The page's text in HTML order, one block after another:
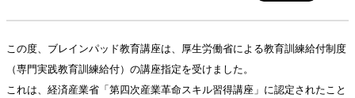
この度、ブレインパッド教育講座は、厚生労働省による教育訓練給付制度
（専門実践教育訓練給付）の講座指定を受けました。
これは、経済産業省「第四次産業革命スキル習得講座」に認定されたこと